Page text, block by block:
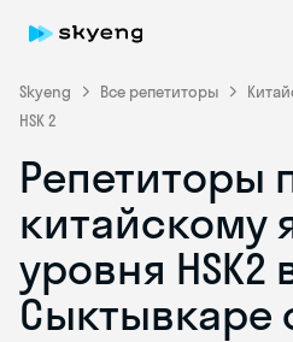
Skyeng Все репетиторы
HSK 2
Репетиторы
китайскому
уровня HSK2
Сыктывкаре
Skyeng Chat